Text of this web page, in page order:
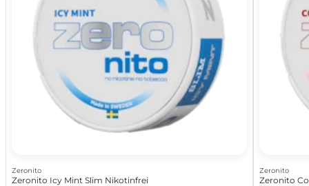
Zeronito
Zeronito Icy Mint Slim Nikotinfrei
Zeronito
Zeronito